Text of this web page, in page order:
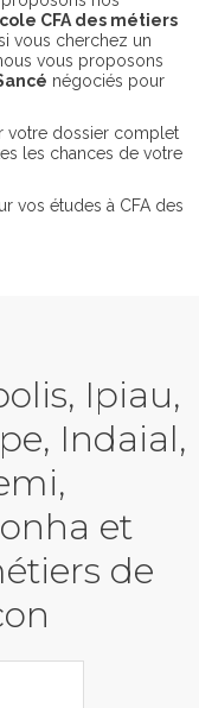
CFA des métiers
si vous cherchez un
vous proposons
négociés pour
votre dossier complet
les chances de votre
vos études à CFA des
Ipiau,
Indaial,
et
de